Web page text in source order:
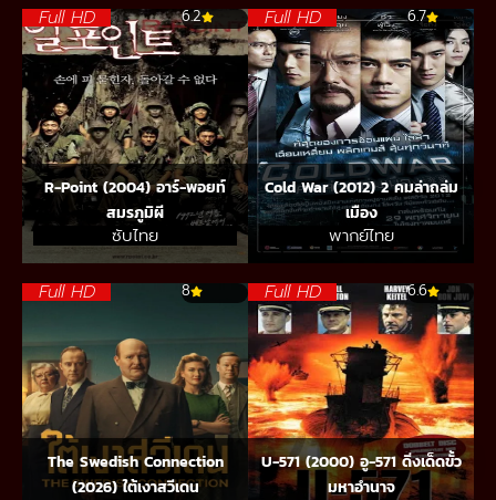
Full HD 6.2
R-Point (2004) อาร์-พอยท์
สมรภูมิผี
ซับไทย
Full HD 6.7
Cold War (2012) 2 คมล่าถล่ม
เมือง
พากย์ไทย
Full HD 8
The Swedish Connection
(2026) ใต้เงาสวีเดน
Full HD 6.6
U-571 (2000) อู-571 ดิ่งเด็ดขั้ว
มหาอำนาจ